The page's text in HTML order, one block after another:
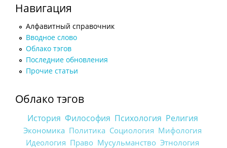
Навигация
Алфавитный справочник
Вводное слово
Облако тэгов
Последние обновления
Прочие статьи
Облако тэгов
История Философия Психология Религия
Экономика Политика Социология Мифология
Идеология Право Мусульманство Этнология